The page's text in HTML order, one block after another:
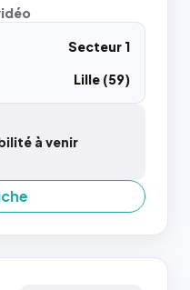
Secteur 1
Lille (59)
à venir